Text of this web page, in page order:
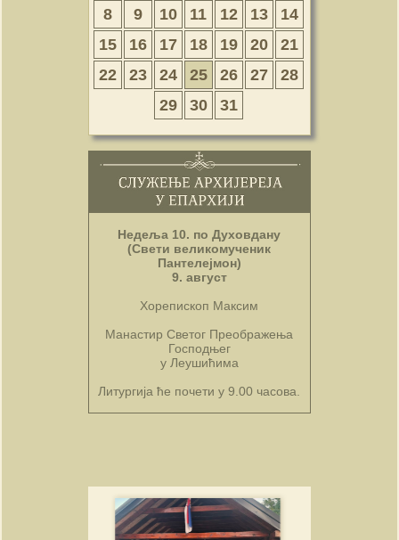
8 9 10 11 12 13
14
15
16 17 18 19 20
21
22
23 24 25 26 27
28
29
30 31
Недеља 10. по Духовдану
(Свети великомученик
Пантелејмон)
9. август
Хорепископ Максим
Манастир Светог Преображења
Господњег
у Леушићима
Литургија ће почети у 9.00 часова.